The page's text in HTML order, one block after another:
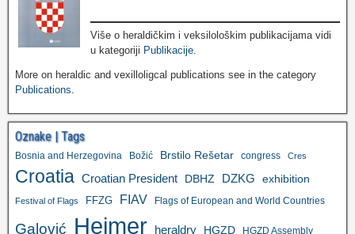
Više o heraldičkim i veksilološkim publikacijama vidi
u kategoriji Publikacije.
More on heraldic and vexilloligcal publications see in the category
Publications.
Oznake | Tags
Bosnia and Herzegovina Božić Brstilo Rešetar congress Cres
Croatia Croatian President DBHZ DZKG exhibition
Festival of Flags FFZG FIAV Flags of European and World Countries
Galović Heimer heraldry HGZD HGZD Assembly